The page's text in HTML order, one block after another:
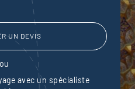
UN DEVIS
ou
avec un spécialiste